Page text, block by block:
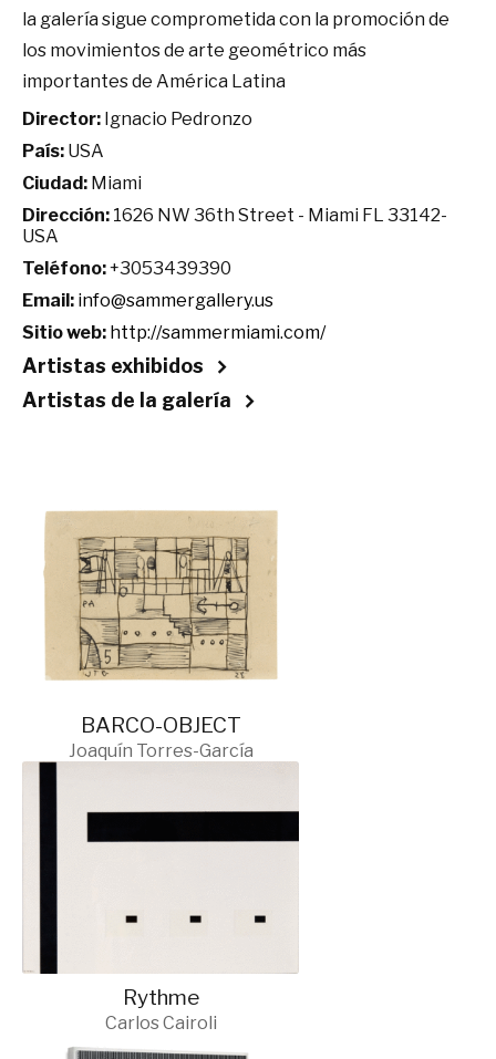
la galería sigue comprometida con la promoción de
los movimientos de arte geométrico más
importantes de América Latina
Director: Ignacio Pedronzo
País: USA
Ciudad: Miami
Dirección: 1626 NW 36th Street - Miami FL 33142-
USA
Teléfono:+3053439390
Email: info@sammergallery.us
Sitio web: http://sammermiami.com/
Artistas exhibidos
Artistas de la galería
BARCO-OBJECT
Joaquín Torres-García
Rythme
Carlos Cairoli